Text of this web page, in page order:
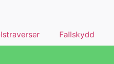
Fallskydd